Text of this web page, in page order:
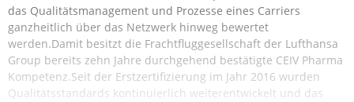
das Qualitätsmanagement und Prozesse eines Carriers
ganzheitlich über das Netzwerk hinweg bewertet
werden.Damit besitzt die Frachtfluggesellschaft der Lufthansa
Group bereits zehn Jahre durchgehend bestätigte CEIV Pharma
Kompetenz.Seit der Erstzertifizierung im Jahr 2016 wurden
Qualitätsstandards kontinuierlich weiterentwickelt und das